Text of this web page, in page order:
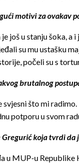
motivi za ovakav
još u stanju šoka,
su mu ustašku
počeli su s
brutalnog
svjesni što mi
potporu u svom
koja tvrdi da
u MUP-u